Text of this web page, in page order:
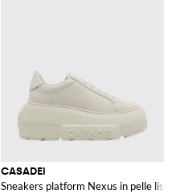
CASADEI
Sneakers platform Nexus in pelle